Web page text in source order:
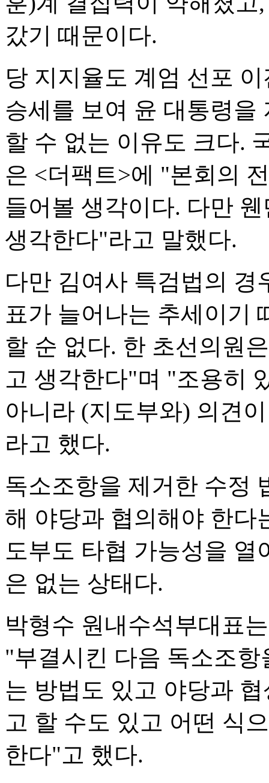
갔기 때문이다.
당 지지율도 계엄 선포
승세를 보여 윤 대통령을
할 수 없는 이유도 크다.
은 <더팩트>에 "본회의
들어볼 생각이다. 다만
생각한다"라고 말했다.
다만 김여사 특검법의 경
표가 늘어나는 추세이기
할 순 없다. 한 초선의원
고 생각한다"며 "조용히
아니라 (지도부와) 의견
라고 했다.
독소조항을 제거한 수정
해 야당과 협의해야 한다
도부도 타협 가능성을
은 없는 상태다.
박형수 원내수석부대표
"부결시킨 다음 독소조
는 방법도 있고 야당과
고 할 수도 있고 어떤 식
한다"고 했다.